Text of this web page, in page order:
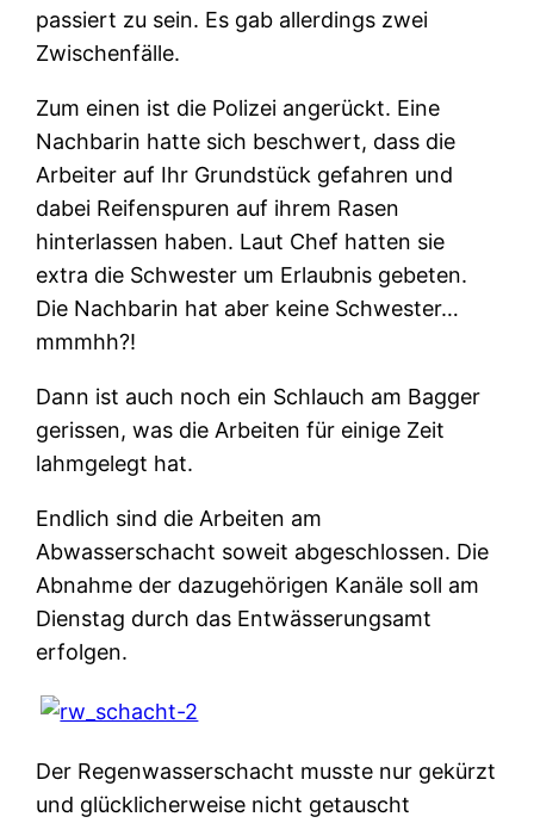
passiert zu sein. Es gab allerdings zwei
Zwischenfälle.
Zum einen ist die Polizei angerückt. Eine
Nachbarin hatte sich beschwert, dass die
Arbeiter auf Ihr Grundstück gefahren und
dabei Reifenspuren auf ihrem Rasen
hinterlassen haben. Laut Chef hatten sie
extra die Schwester um Erlaubnis gebeten.
Die Nachbarin hat aber keine Schwester…
mmmhh?!
Dann ist auch noch ein Schlauch am Bagger
gerissen, was die Arbeiten für einige Zeit
lahmgelegt hat.
Endlich sind die Arbeiten am
Abwasserschacht soweit abgeschlossen. Die
Abnahme der dazugehörigen Kanäle soll am
Dienstag durch das Entwässerungsamt
erfolgen.
Der Regenwasserschacht musste nur gekürzt
und glücklicherweise nicht getauscht